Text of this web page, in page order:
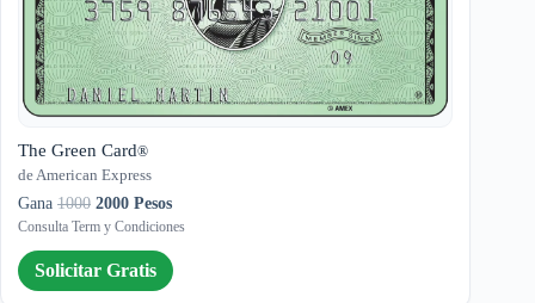
The Green Card®
de American Express
Gana 1000 2000 Pesos
Consulta Term y Condiciones
Solicitar Gratis